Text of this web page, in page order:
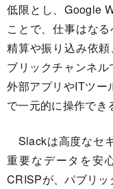
低限とし、Google
ことで、仕事はな
精算や振り込み依
ブリックチャンネ
外部アプリやITツー
で一元的に操作でき
Slackは高度なセ
重要なデータを安
CRISPが、パブリ